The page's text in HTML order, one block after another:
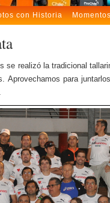
con Historia
se realizó la tradicional
Aprovechamos para